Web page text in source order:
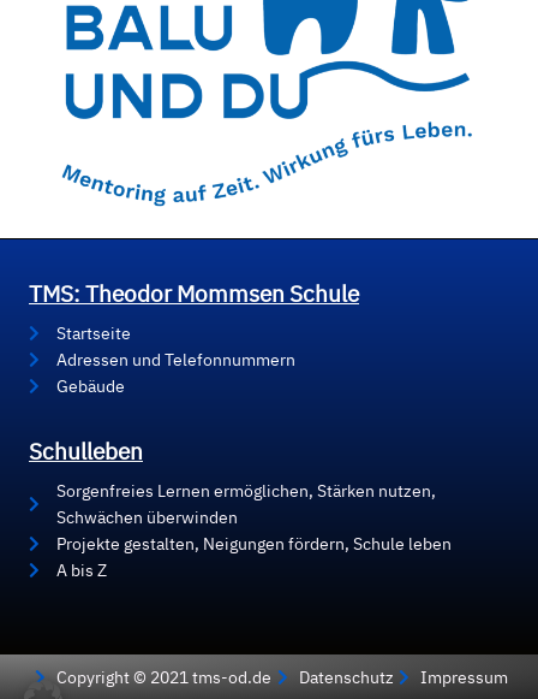
TMS: Theodor Mommsen Schule
Startseite
Adressen und Telefonnummern
Gebäude
Schulleben
Sorgenfreies Lernen ermöglichen, Stärken nutzen,
Schwächen überwinden
Projekte gestalten, Neigungen fördern, Schule leben
A bis Z
Copyright © 2021 tms-od.de Datenschutz Impressum